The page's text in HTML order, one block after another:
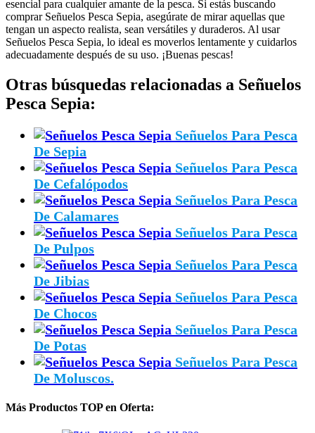
esencial para cualquier amante de la pesca. Si estás buscando
comprar Señuelos Pesca Sepia, asegúrate de mirar aquellas que
tengan un aspecto realista, sean versátiles y duraderos. Al usar
Señuelos Pesca Sepia, lo ideal es moverlos lentamente y cuidarlos
adecuadamente después de su uso. ¡Buenas pescas!
Otras búsquedas relacionadas a Señuelos
Pesca Sepia:
Señuelos Para Pesca
De Sepia
Señuelos Para Pesca
De Cefalópodos
Señuelos Para Pesca
De Calamares
Señuelos Para Pesca
De Pulpos
Señuelos Para Pesca
De Jibias
Señuelos Para Pesca
De Chocos
Señuelos Para Pesca
De Potas
Señuelos Para Pesca
De Moluscos.
Más Productos TOP en Oferta: